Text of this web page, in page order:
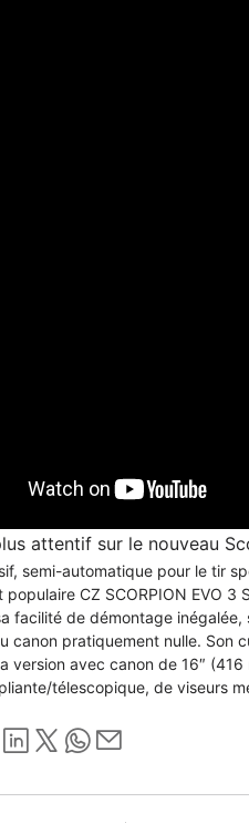
attentif sur le nouveau
semi-automatique pour le tir
populaire CZ SCORPION EVO
facilité de démontage
canon pratiquement nulle. Son
version avec canon de 16″
télescopique, de viseurs